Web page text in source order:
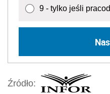
9 - tylko jeśli
Źródło: